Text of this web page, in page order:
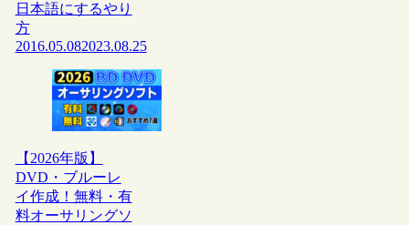
日本語にするやり
方
2016.05.082023.08.25
【2026年版】
DVD・ブルーレ
イ作成！無料・有
料オーサリングソ